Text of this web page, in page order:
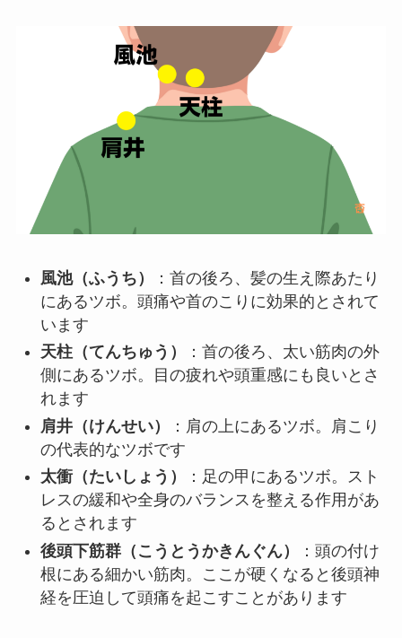
風池（ふうち）
：首の後ろ、髪の生え際あたり
にあるツボ。頭痛や首のこりに効果的とされて
います
天柱（てんちゅう）
：首の後ろ、太い筋肉の外
側にあるツボ。目の疲れや頭重感にも良いとさ
れます
肩井（けんせい）
：肩の上にあるツボ。肩こり
の代表的なツボです
太衝（たいしょう）
：足の甲にあるツボ。スト
レスの緩和や全身のバランスを整える作用があ
るとされます
後頭下筋群（こうとうかきんぐん）
：頭の付け
根にある細かい筋肉。ここが硬くなると後頭神
経を圧迫して頭痛を起こすことがあります